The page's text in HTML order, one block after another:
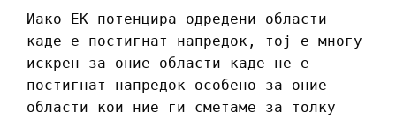
Иако ЕК потенцира одредени области
каде е постигнат напредок, тој е многу
искрен за оние области каде не е
постигнат напредок особено за оние
области кои ние ги сметаме за толку